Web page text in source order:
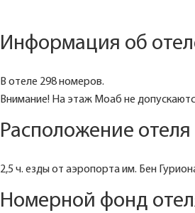
Информация об
В отеле 298 номеров.
Внимание! На этаж Моаб не
Расположение отеля
2,5 ч. езды от аэропорта им. Бен
Номерной фонд